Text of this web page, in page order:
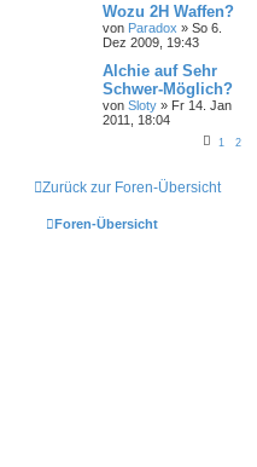
Wozu 2H Waffen?
von Paradox » So 6.
Dez 2009, 19:43
Alchie auf Sehr
Schwer-Möglich?
von Sloty » Fr 14. Jan
2011, 18:04
1 2
Zurück zur Foren-Übersicht
Foren-Übersicht